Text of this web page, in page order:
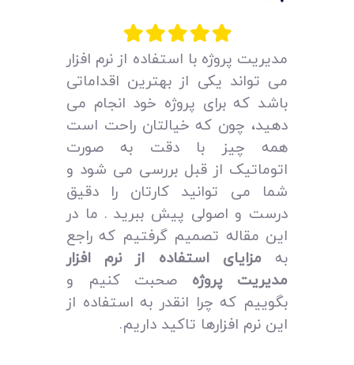
مدیریت پروژه با استفاده از نرم افزار
می‌ تواند یکی از بهترین اقداماتی
باشد که برای پروژه خود انجام می‌
دهید، چون که خیالتان راحت است
همه چیز با دقت به صورت
اتوماتیک از قبل بررسی می‌ شود و
شما می‌ توانید کارتان را دقیق
درست و اصولی پیش ببرید . ما در
این مقاله تصمیم گرفتیم که راجع
بهمزایای استفاده از نرم افزار
مدیریت پروژه صحبت کنیم و
بگوییم که چرا انقدر به استفاده از
این نرم افزارها تاکید داریم.